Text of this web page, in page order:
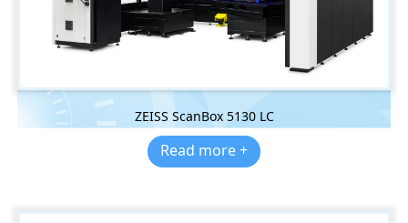
ZEISS ScanBox 5130 LC
Read more +